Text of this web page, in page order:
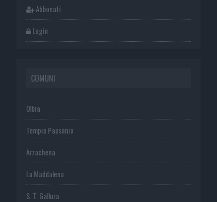
Abbonati
Login
COMUNI
Olbia
Tempio Pausania
Arzachena
La Maddalena
S. T. Gallura